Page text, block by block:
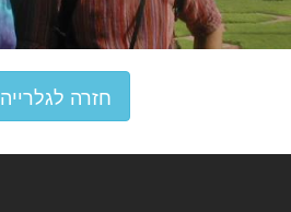
חזרה לגלרייה